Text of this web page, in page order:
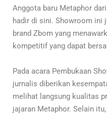
Anggota baru Metaphor
hadir di sini. Showroom ini
brand Zbom yang
kompetitif yang dapat
Pada acara Pembukaan
jurnalis diberikan
melihat langsung kualitas
jajaran Metaphor. Selain